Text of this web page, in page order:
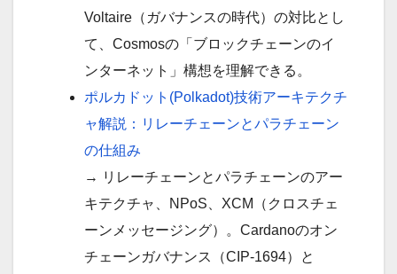
Voltaire（ガバナンスの時代）の対比とし
て、Cosmosの「ブロックチェーンのイ
ンターネット」構想を理解できる。
ポルカドット(Polkadot)技術アーキテクチ
ャ解説：リレーチェーンとパラチェーン
の仕組み
→ リレーチェーンとパラチェーンのアー
キテクチャ、NPoS、XCM（クロスチェ
ーンメッセージング）。Cardanoのオン
チェーンガバナンス（CIP-1694）と